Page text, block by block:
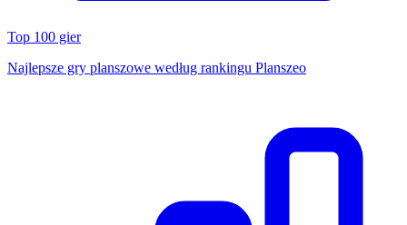
Top 100 gier
Najlepsze gry planszowe według rankingu Planszeo